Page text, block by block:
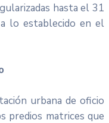
hasta el 31
lo establecido en el
urbana de oficio
predios matrices que